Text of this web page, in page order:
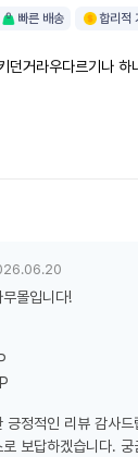
빠른 배송 합리적
던거라우다르기나 하
몰입니다!
긍정적인 리뷰 감사드
보답하겠습니다. 궁